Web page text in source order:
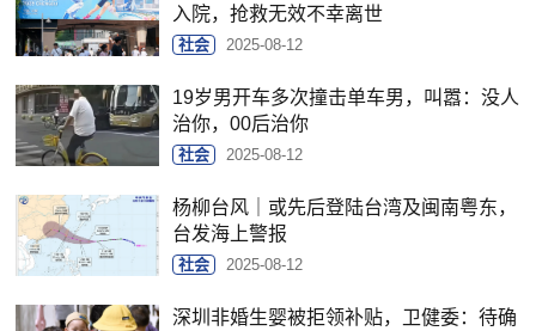
入院，抢救无效不幸离世
社会 2025-08-12
19岁男开车多次撞击单车男，叫嚣：没人
治你，00后治你
社会 2025-08-12
杨柳台风｜或先后登陆台湾及闽南粤东，
台发海上警报
社会 2025-08-12
深圳非婚生婴被拒领补贴，卫健委：待确